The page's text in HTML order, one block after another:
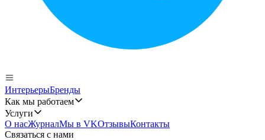
ИнтерьерыБренды
Как мы работаем
Услуги
О насЖурналМы в VKОтзывыКонтакты
Связаться с нами